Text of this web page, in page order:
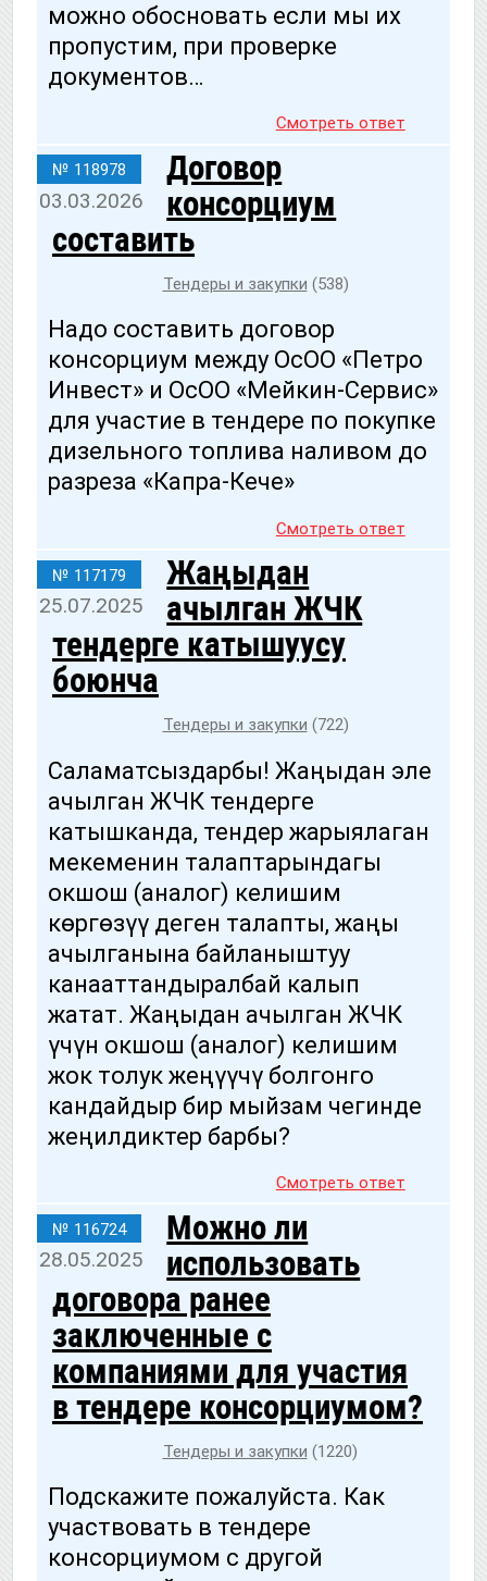
можно обосновать если мы их
пропустим, при проверке
документов…
Смотреть ответ
№ 118978
03.03.2026
Договор
консорциум
составить
Тендеры и закупки (538)
Надо составить договор
консорциум между ОсОО «Петро
Инвест» и ОсОО «Мейкин-Сервис»
для участие в тендере по покупке
дизельного топлива наливом до
разреза «Капра-Кече»
Смотреть ответ
№ 117179
25.07.2025
Жаңыдан
ачылган ЖЧК
тендерге катышуусу
боюнча
Тендеры и закупки (722)
Саламатсыздарбы! Жаңыдан эле
ачылган ЖЧК тендерге
катышканда, тендер жарыялаган
мекеменин талаптарындагы
окшош (аналог) келишим
көргөзүү деген талапты, жаңы
ачылганына байланыштуу
канааттандыралбай калып
жатат. Жаңыдан ачылган ЖЧК
үчүн окшош (аналог) келишим
жок толук жеңүүчү болгонго
кандайдыр бир мыйзам чегинде
жеңилдиктер барбы?
Смотреть ответ
№ 116724
28.05.2025
Можно ли
использовать
договора ранее
заключенные с
компаниями для участия
в тендере консорциумом?
Тендеры и закупки (1220)
Подскажите пожалуйста. Как
участвовать в тендере
консорциумом с другой